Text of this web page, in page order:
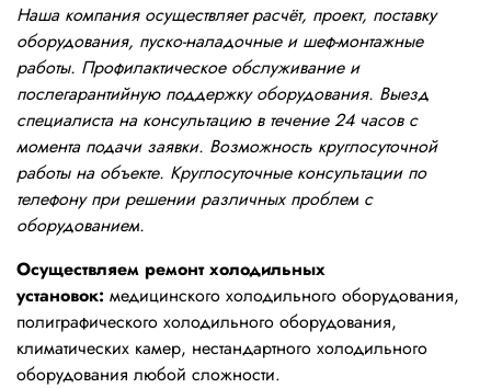
Наша компания осуществляет расчёт, проект, поставку
оборудования, пуско-наладочные и шеф-монтажные
работы. Профилактическое обслуживание и
послегарантийную поддержку оборудования. Выезд
специалиста на консультацию в течение 24 часов с
момента подачи заявки. Возможность круглосуточной
работы на объекте. Круглосуточные консультации по
телефону при решении различных проблем с
оборудованием.
Осуществляем ремонт холодильных
установок: медицинского холодильного оборудования,
полиграфического холодильного оборудования,
климатических камер, нестандартного холодильного
оборудования любой сложности.